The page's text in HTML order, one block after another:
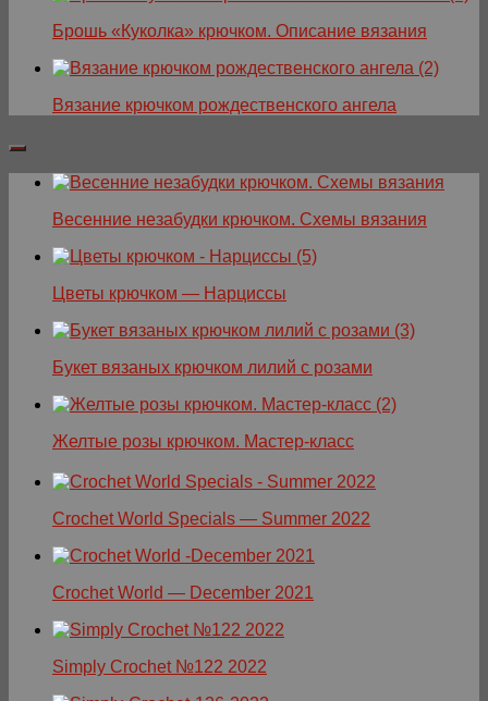
Брошь «Куколка» крючком. Описание вязания
Вязание крючком рождественского ангела
Весенние незабудки крючком. Схемы вязания
Цветы крючком — Нарциссы
Букет вязаных крючком лилий с розами
Желтые розы крючком. Мастер-класс
Crochet World Specials — Summer 2022
Crochet World — December 2021
Simply Crochet №122 2022